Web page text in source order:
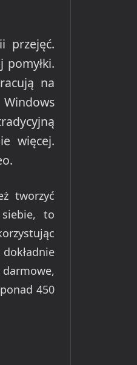
przejęć.
na
więcej.
tworzyć
to
450